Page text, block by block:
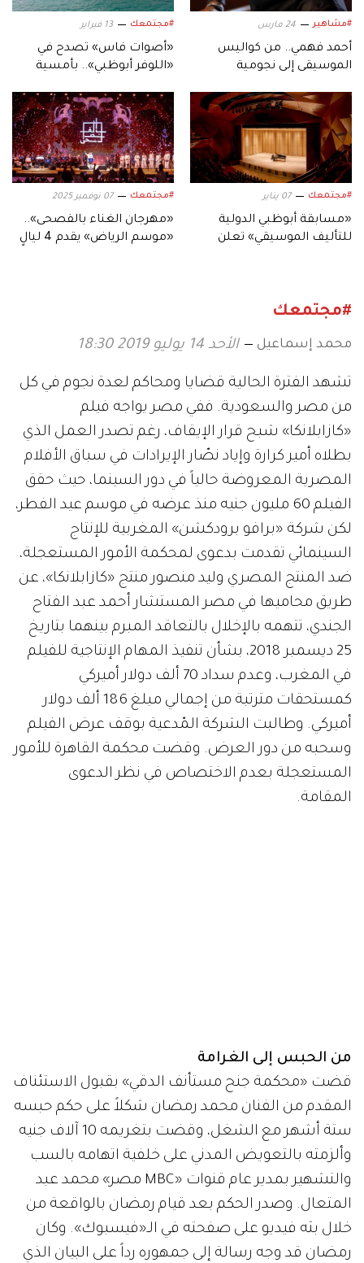
#مشاهير 24 مارس
أحمد فهمي.. من كواليس
الموسيقى إلى نجومية
#مجتمعك 13 فبراير
«أصوات فاس» تصدح في
«اللوفر أبوظبي».. بأمسية
#مجتمعك 07 يناير
«مسابقة أبوظبي الدولية
للتأليف الموسيقي» تعلن
#مجتمعك 07 نوفمبر 2025
«مهرجان الغناء بالفصحى»..
«موسم الرياض» يقدم 4 ليالٍ
#مجتمعك
محمد إسماعيل الأحد 14 يوليو 2019 18:30
تشهد الفترة الحالية قضايا ومحاكم لعدة نجوم في كل
من مصر والسعودية. ففي مصر يواجه فيلم
«كازابلانكا» شبح قرار الإيقاف، رغم تصدر العمل الذي
بطلاه أمير كرارة وإياد نصّار الإيرادات في سباق الأفلام
المصرية المعروضة حالياً في دور السينما، حيث حقق
الفيلم 60 مليون جنيه منذ عرضه في موسم عيد الفطر،
لكن شركة «برافو برودكشن» المغربية للإنتاج
السينمائي تقدمت بدعوى لمحكمة الأمور المستعجلة،
ضد المنتج المصري وليد منصور منتج «كازابلانكا»، عن
طريق محاميها في مصر المستشار أحمد عبد الفتاح
الجندي، تتهمه بالإخلال بالتعاقد المبرم بينهما بتاريخ
25 ديسمبر 2018، بشأن تنفيذ المهام الإنتاجية للفيلم
في المغرب، وعدم سداد 70 ألف دولار أميركي
كمستحقات مترتبة من إجمالي مبلغ 186 ألف دولار
أميركي. وطالبت الشركة المّدعية بوقف عرض الفيلم
وسحبه من دور العرض. وقضت محكمة القاهرة للأمور
المستعجلة بعدم الاختصاص في نظر الدعوى
المقامة.
من الحبس إلى الغرامة
قضت «محكمة جنح مستأنف الدقي» بقبول الاستئناف
المقدم من الفنان محمد رمضان شكلاً على حكم حبسه
ستة أشهر مع الشغل، وقضت بتغريمه 10 آلاف جنيه
وألزمته بالتعويض المدني على خلفية اتهامه بالسب
والتشهير بمدير عام قنوات «MBC مصر» محمد عبد
المتعال. وصدر الحكم بعد قيام رمضان بالواقعة من
خلال بثه فيديو على صفحته في الـ«فيسبوك». وكان
رمضان قد وجه رسالة إلى جمهوره رداً على البيان الذي